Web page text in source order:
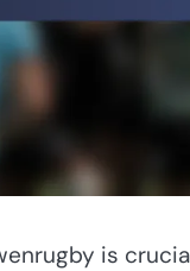
is